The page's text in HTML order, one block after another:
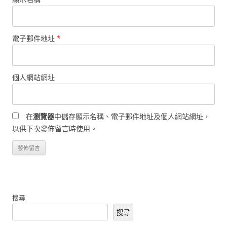
電子郵件地址 *
個人網站網址
在瀏覽器中儲存顯示名稱、電子郵件地址及個人網站網址，
以供下次發佈留言時使用。
搜尋
搜尋